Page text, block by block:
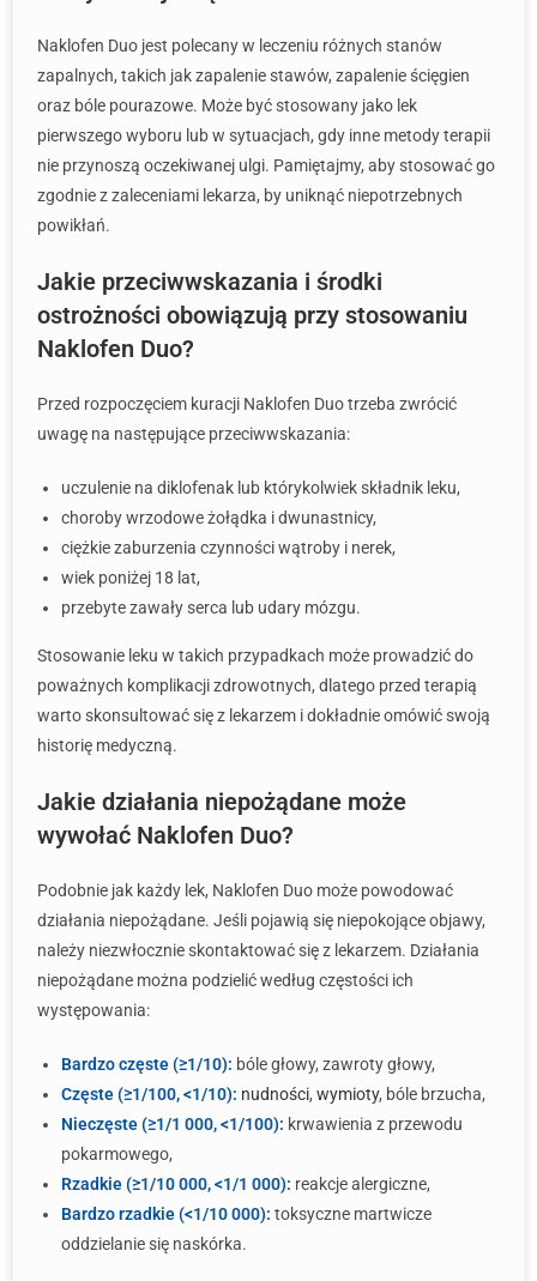
Naklofen Duo jest polecany w leczeniu różnych stanów
zapalnych, takich jak zapalenie stawów, zapalenie ścięgien
oraz bóle pourazowe. Może być stosowany jako lek
pierwszego wyboru lub w sytuacjach, gdy inne metody terapii
nie przynoszą oczekiwanej ulgi. Pamiętajmy, aby stosować go
zgodnie z zaleceniami lekarza, by uniknąć niepotrzebnych
powikłań.
Jakie przeciwwskazania i środki
ostrożności obowiązują przy stosowaniu
Naklofen Duo?
Przed rozpoczęciem kuracji Naklofen Duo trzeba zwrócić
uwagę na następujące przeciwwskazania:
uczulenie na diklofenak lub którykolwiek składnik leku,
choroby wrzodowe żołądka i dwunastnicy,
ciężkie zaburzenia czynności wątroby i nerek,
wiek poniżej 18 lat,
przebyte zawały serca lub udary mózgu.
Stosowanie leku w takich przypadkach może prowadzić do
poważnych komplikacji zdrowotnych, dlatego przed terapią
warto skonsultować się z lekarzem i dokładnie omówić swoją
historię medyczną.
Jakie działania niepożądane może
wywołać Naklofen Duo?
Podobnie jak każdy lek, Naklofen Duo może powodować
działania niepożądane. Jeśli pojawią się niepokojące objawy,
należy niezwłocznie skontaktować się z lekarzem. Działania
niepożądane można podzielić według częstości ich
występowania:
Bardzo częste (≥1/10): bóle głowy, zawroty głowy,
Częste (≥1/100, <1/10): nudności, wymioty, bóle brzucha,
Nieczęste (≥1/1 000, <1/100): krwawienia z przewodu
pokarmowego,
Rzadkie (≥1/10 000, <1/1 000): reakcje alergiczne,
Bardzo rzadkie (<1/10 000): toksyczne martwicze
oddzielanie się naskórka.